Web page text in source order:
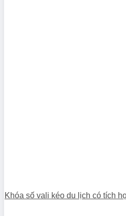
Khóa số vali kéo du lịch có tích